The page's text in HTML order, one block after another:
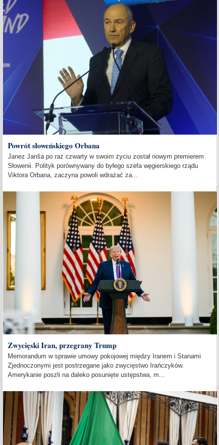
Powrót słoweńskiego Orbana
Janez Janša po raz czwarty w swoim życiu został nowym premierem
Słowenii. Polityk porównywany do byłego szefa węgierskiego rządu
Viktora Orbana, zaczyna powoli wdrażać za...
Zwycięski Iran, przegrany Trump
Memorandum w sprawie umowy pokojowej między Iranem i Stanami
Zjednoczonymi jest postrzegane jako zwycięstwo Irańczyków.
Amerykanie poszli na daleko posunięte ustępstwa, m...